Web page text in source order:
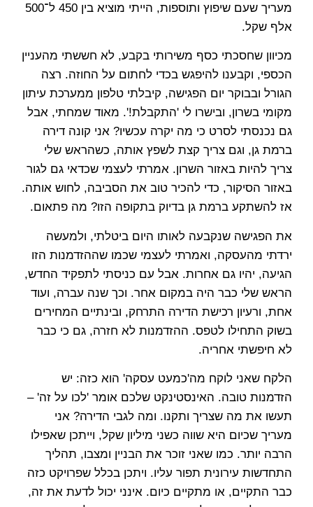
מעריך שעם שיפוץ ותוספות, הייתי מוציא בין 450 ל־500
אלף שקל.
מכיוון שחסכתי כסף משירותי בקבע, לא חששתי מהעניין
הכספי, וקבענו להיפגש בכדי לחתום על החוזה. רצה
הגורל ובבוקר יום הפגישה, קיבלתי טלפון ממערכת עיתון
מקומי בשרון, ובישרו לי 'התקבלת!'. מאוד שמחתי, אבל
גם נכנסתי לסרט כי מה יקרה עכשיו? אני קונה דירה
ברמת גן, וגם צריך קצת לשפץ אותה, כשהראש שלי
צריך להיות באזור השרון. אמרתי לעצמי שכדאי גם לגור
באזור הסיקור, כדי להכיר טוב את הסביבה, לחוש אותה.
אז להשתקע ברמת גן בדיוק בתקופה הזו? מה פתאום.
את הפגישה שנקבעה לאותו היום ביטלתי, ולמעשה
ירדתי מהעסקה, ואמרתי לעצמי שכמו שההזדמנות הזו
הגיעה, יהיו גם אחרות. אבל עם כניסתי לתפקיד החדש,
הראש שלי כבר היה במקום אחר. וכך שנה עברה, ועוד
אחת, ורעיון רכישת הדירה התרחק, ובינתיים המחירים
בשוק התחילו לטפס. ההזדמנות לא חזרה, גם כי כבר
לא חיפשתי אחריה.
הלקח שאני לוקח מה'כמעט עסקה' הוא כזה: יש
הזדמנות טובה. האינסטינקט שלכם אומר 'לכו על זה' –
תעשו את מה שצריך ותקנו. ומה לגבי הדירה? אני
מעריך שכיום היא שווה כשני מיליון שקל, וייתכן שאפילו
הרבה יותר. כמו שאני זוכר את הבניין ומצבו, תהליך
התחדשות עירונית תפור עליו. ויתכן בכלל שפרויקט כזה
כבר התקיים, או מתקיים כיום. אינני יכול לדעת את זה,